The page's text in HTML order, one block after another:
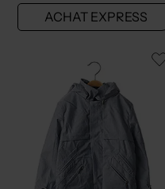
ACHAT EXPRESS